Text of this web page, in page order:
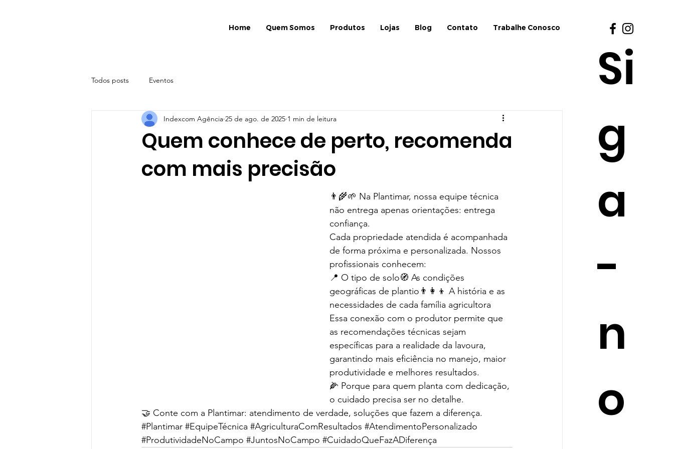
Home Quem Somos Produtos Lojas Blog Contato Trabalhe Conosco
Si
g
a
-
n
o
Todos posts Eventos
Quem conhece de perto, recomenda
com mais precisão
Indexcom Agência 25 de ago. de 2025 1 min de leitura
👨‍🌾🌱 Na Plantimar, nossa equipe técnica
não entrega apenas orientações: entrega
confiança.
Cada propriedade atendida é acompanhada
de forma próxima e personalizada. Nossos
profissionais conhecem:
📍 O tipo de solo🧭 As condições
geográficas de plantio👨‍👩‍👦 A história e as
necessidades de cada família agricultora
Essa conexão com o produtor permite que
as recomendações técnicas sejam
específicas para a realidade da lavoura,
garantindo mais eficiência no manejo, maior
produtividade e melhores resultados.
🌽 Porque para quem planta com dedicação,
o cuidado precisa ser no detalhe.
🤝 Conte com a Plantimar: atendimento de verdade, soluções que fazem a diferença.
#Plantimar #EquipeTécnica #AgriculturaComResultados #AtendimentoPersonalizado
#ProdutividadeNoCampo #JuntosNoCampo #CuidadoQueFazADiferença